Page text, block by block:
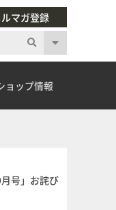
ルマガ登録
ョップ情報
号」お詫び